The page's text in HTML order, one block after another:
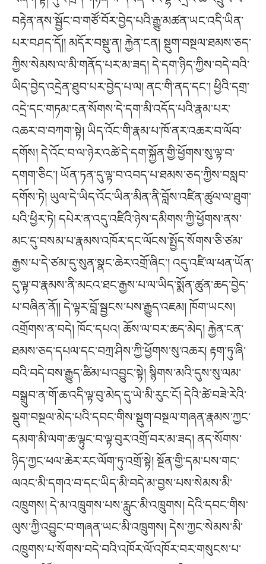
བརྟེན་ནས་སྦྱོང་བ་གཙོ་བོར་བྱེད་པའི་རྒྱུ་མཚན་ཡང་འདི་ཡིན་
པར་བཤད་དོ།། མདོར་བསྡུ་ན། རྐྱེན་ངན། སྡུག་བསྔལ་ཐམས་ཅད་
ཀྱིས་སེམས་ལ་མི་གནོད་པར་མ་ཟད། དེ་དག་ཉིད་ཀྱིས་བདེ་བའི་
ཡིད་བྱེད་འདྲེན་ཐུབ་པར་བྱེད་པ་ལ། ནང་གི་ནད་དང༌། ཕྱིའི་དགྲ་
འདྲེ་དང་གཏམ་ངན་སོགས་དེ་དག་མི་འདོད་པའི་རྣམ་པར་
འཆར་བ་བཀག་སྟེ། ཡིད་འོང་གི་རྣམ་པ་ཁོ་ནར་འཆར་བ་ལོབ་
དགོས། དེ་འོང་བ་ལ་ཉེར་འཚེ་དེ་དག་སྐྱོན་གྱི་ཕྱོགས་སུ་ལྟ་བ་
དགག་ཅིང༌། ཡོན་ཏན་དུ་ལྟ་བ་འབད་པ་ཐམས་ཅད་ཀྱིས་བསླབ་
དགོས་ཏེ། ཡུལ་དེ་ཡིད་འོང་ཡིན་མིན་ནི་བློས་འཛིན་ཚུལ་ལ་ཐུག་
པའི་ཕྱིར་ཏེ། དཔེར་ན་འདུ་འཛིའི་ཉེས་དམིགས་ཀྱི་ཕྱོགས་ནས་
མང་དུ་བསམ་པ་རྣམས་འཁོར་དང་ལོངས་སྤྱོད་སོགས་ཅི་ཙམ་
རྒྱས་པ་དེ་ཙམ་དུ་སུན་སྣང་ཆེར་འགྲོ་ཞིང༌། འདུ་འཛི་ལ་ཕན་ཡོན་
དུ་ལྟ་བ་རྣམས་ནི་མངའ་ཐང་རྒྱས་པ་ལ་ཡིད་སྨོན་ཚུན་ཆད་བྱེད་
པ་བཞིན་ནོ།། དེ་ལྟར་བློ་སྦྱངས་པས་རྒྱུད་འཇམ། ཁོག་ཡངས།
འགྲོགས་ན་བདེ། ཁོང་དཔའ། ཆོས་ལ་བར་ཆད་མེད། རྐྱེན་ངན་
ཐམས་ཅད་དཔལ་དང་བཀྲ་ཤིས་ཀྱི་ཕྱོགས་སུ་འཆར། རྟག་ཏུ་ཞི་
བའི་བདེ་བས་རྒྱུད་ཚིམ་པ་འབྱུང་སྟེ། སྙིགས་མའི་དུས་སུ་ལམ་
བསྒྲུབ་ན་གོ་ཆ་འདི་ལྟ་བུ་མེད་དུ་ཡེ་མི་རུང་ངོ། དེའི་ཚེ་བཟེ་རེའི་
སྡུག་བསྔལ་མེད་པའི་དབང་གིས་སྡུག་བསྔལ་གཞན་རྣམས་ཀྱང་
དམག་མི་ལག་ཆ་ལྟུང་བ་ལྟ་བུར་འགྲོ་བར་མ་ཟད། ནད་སོགས་
ཉིད་ཀྱང་ཕལ་ཆེར་རང་ལོག་ཏུ་འགྲོ་སྟེ། སྔོན་གྱི་དམ་པས་གང་
ལའང་མི་དགའ་བ་དང་ཡིད་མི་བདེ་མ་བྱས་པས་སེམས་མི་
འཁྲུགས། དེ་མ་འཁྲུགས་པས་རླུང་མི་འཁྲུགས། དེའི་དབང་གིས་
ལུས་ཀྱི་འབྱུང་བ་གཞན་ཡང་མི་འཁྲུགས། དེས་ཀྱང་སེམས་མི་
འཁྲུགས་པ་སོགས་བདེ་བའི་འཁོར་ལོ་འཁོར་བར་གསུངས་པ་